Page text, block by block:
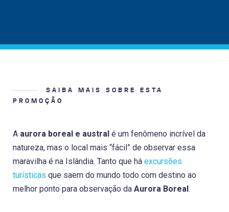
SAIBA MAIS SOBRE ESTA
PROMOÇÃO
A aurora boreal e austral é um fenômeno incrível da
natureza, mas o local mais “fácil” de observar essa
maravilha é na Islândia. Tanto que há excursões
turísticas que saem do mundo todo com destino ao
melhor ponto para observação da Aurora Boreal.